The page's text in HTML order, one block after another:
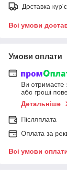
Доставка
Всі умови
Умови оплати
Ви отримаєте
або гроші
Детальніше
Післяплата
Оплата за
Всі умови